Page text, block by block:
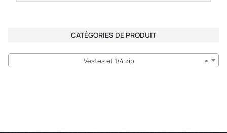
CATÉGORIES DE PRODUIT
×
Vestes et 1/4 zip